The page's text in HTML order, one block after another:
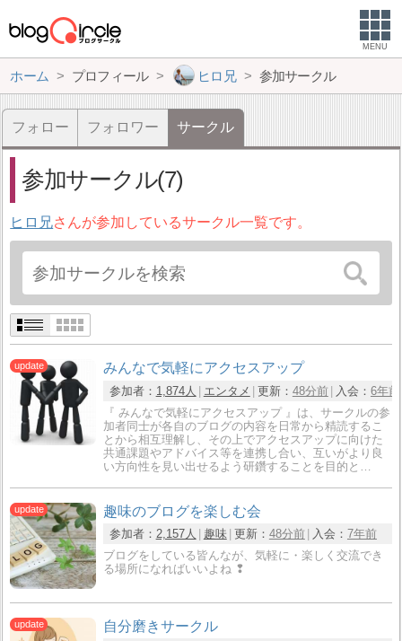
MENU
ホーム プロフィール ヒロ兄 参加サークル
フォロー フォロワー サークル
参加サークル(7)
ヒロ兄さんが参加しているサークル一覧です。
みんなで気軽にアクセスアップ
参加者： 1,874人 エンタメ 更新： 48分前 入会： 6年前
『 みんなで気軽にアクセスアップ 』は、サークルの参
加者同士が各自のブログの内容を日常から精読するこ
とから相互理解し、その上でアクセスアップに向けた
共通課題やアドバイス等を連携し合い、互いがより良
い方向性を見い出せるよう研鑽することを目的と…
趣味のブログを楽しむ会
参加者： 2,157人 趣味 更新： 48分前 入会： 7年前
ブログをしている皆んなが、気軽に・楽しく交流でき
る場所になればいいよね ❢
自分磨きサークル